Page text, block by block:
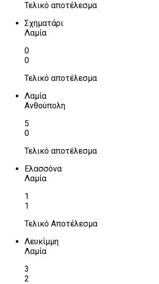
Τελικό αποτέλεσμα
Σχηματάρι
Λαμία
0
0
Τελικό αποτέλεσμα
Λαμία
Ανθούπολη
5
0
Τελικό αποτέλεσμα
Ελασσόνα
Λαμία
1
1
Τελικό Αποτέλεσμα
Λευκίμμη
Λαμία
3
2